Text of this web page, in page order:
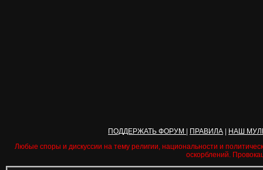
ПОДДЕРЖАТЬ ФОРУМ ПРАВИЛА
НАШ
Любые споры и дискуссии на тему религии, национальности и
оскорблений.